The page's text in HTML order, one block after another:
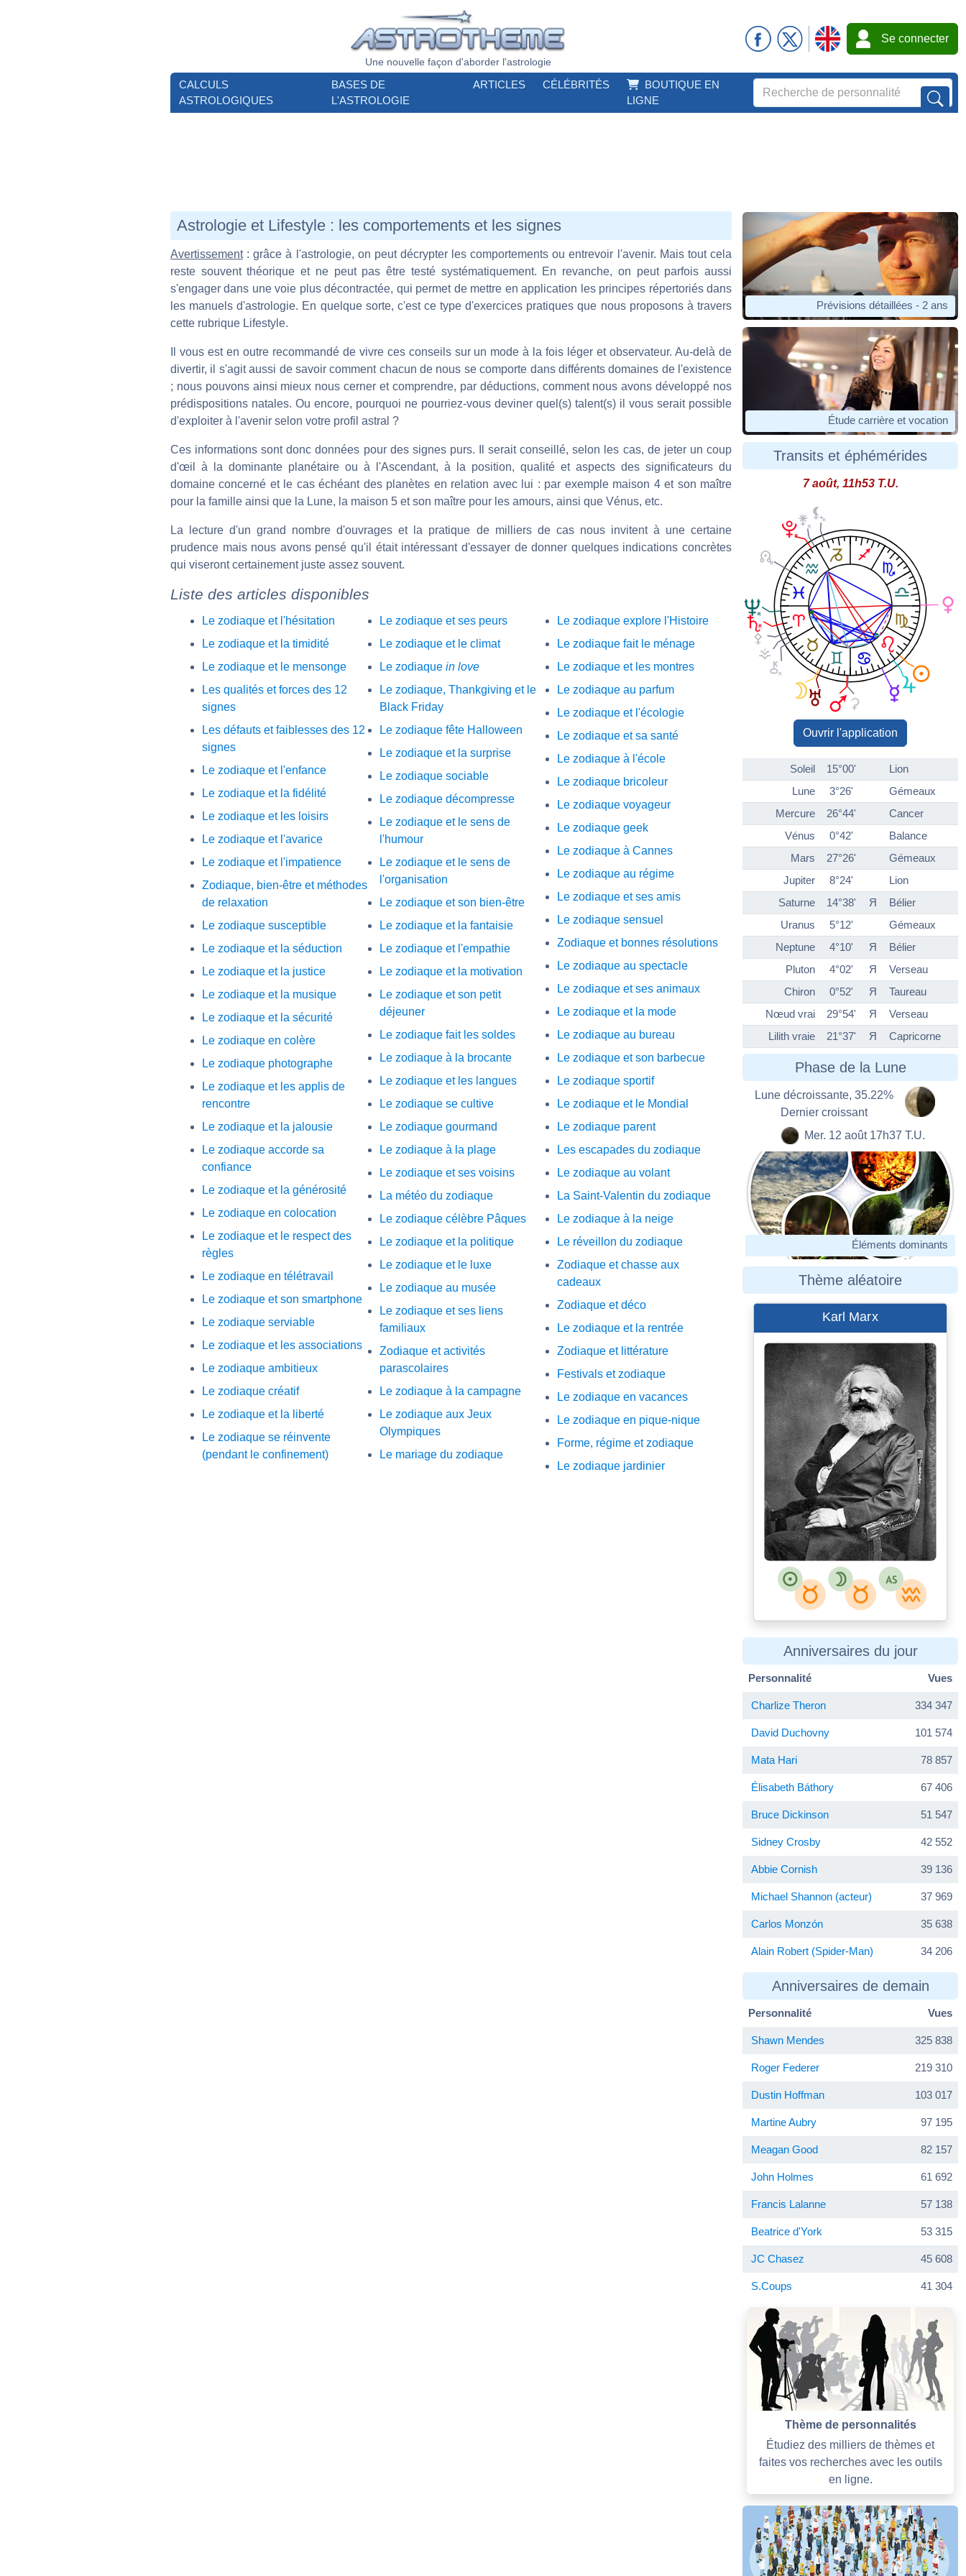
Une nouvelle façon d'aborder l'astrologie
Se connecter
CALCULS
ASTROLOGIQUES
BASES DE
L'ASTROLOGIE
ARTICLES CÉLÉBRITÉS
BOUTIQUE EN
LIGNE
Astrologie et Lifestyle : les comportements et les signes
Avertissement: grâce à l'astrologie, on peut décrypter les comportements ou entrevoir l'avenir. Mais tout cela
reste souvent théorique et ne peut pas être testé systématiquement. En revanche, on peut parfois aussi
s'engager dans une voie plus décontractée, qui permet de mettre en application les principes répertoriés dans
les manuels d'astrologie. En quelque sorte, c'est ce type d'exercices pratiques que nous proposons à travers
cette rubrique Lifestyle.
Il vous est en outre recommandé de vivre ces conseils sur un mode à la fois léger et observateur. Au-delà de
divertir, il s'agit aussi de savoir comment chacun de nous se comporte dans différents domaines de l'existence
; nous pouvons ainsi mieux nous cerner et comprendre, par déductions, comment nous avons développé nos
prédispositions natales. Ou encore, pourquoi ne pourriez-vous deviner quel(s) talent(s) il vous serait possible
d'exploiter à l'avenir selon votre profil astral ?
Ces informations sont donc données pour des signes purs. Il serait conseillé, selon les cas, de jeter un coup
d'œil à la dominante planétaire ou à l'Ascendant, à la position, qualité et aspects des significateurs du
domaine concerné et le cas échéant des planètes en relation avec lui : par exemple maison 4 et son maître
pour la famille ainsi que la Lune, la maison 5 et son maître pour les amours, ainsi que Vénus, etc.
La lecture d'un grand nombre d'ouvrages et la pratique de milliers de cas nous invitent à une certaine
prudence mais nous avons pensé qu'il était intéressant d'essayer de donner quelques indications concrètes
qui viseront certainement juste assez souvent.
Liste des articles disponibles
Le zodiaque et l'hésitation
Le zodiaque et la timidité
Le zodiaque et le mensonge
Les qualités et forces des 12
signes
Les défauts et faiblesses des 12
signes
Le zodiaque et l'enfance
Le zodiaque et la fidélité
Le zodiaque et les loisirs
Le zodiaque et l'avarice
Le zodiaque et l'impatience
Zodiaque, bien-être et méthodes
de relaxation
Le zodiaque susceptible
Le zodiaque et la séduction
Le zodiaque et la justice
Le zodiaque et la musique
Le zodiaque et la sécurité
Le zodiaque en colère
Le zodiaque photographe
Le zodiaque et les applis de
rencontre
Le zodiaque et la jalousie
Le zodiaque accorde sa
confiance
Le zodiaque et la générosité
Le zodiaque en colocation
Le zodiaque et le respect des
règles
Le zodiaque en télétravail
Le zodiaque et son smartphone
Le zodiaque serviable
Le zodiaque et les associations
Le zodiaque ambitieux
Le zodiaque créatif
Le zodiaque et la liberté
Le zodiaque se réinvente
(pendant le confinement)
Le zodiaque et ses peurs
Le zodiaque et le climat
Le zodiaque in love
Le zodiaque, Thankgiving et le
Black Friday
Le zodiaque fête Halloween
Le zodiaque et la surprise
Le zodiaque sociable
Le zodiaque décompresse
Le zodiaque et le sens de
l'humour
Le zodiaque et le sens de
l'organisation
Le zodiaque et son bien-être
Le zodiaque et la fantaisie
Le zodiaque et l'empathie
Le zodiaque et la motivation
Le zodiaque et son petit
déjeuner
Le zodiaque fait les soldes
Le zodiaque à la brocante
Le zodiaque et les langues
Le zodiaque se cultive
Le zodiaque gourmand
Le zodiaque à la plage
Le zodiaque et ses voisins
La météo du zodiaque
Le zodiaque célèbre Pâques
Le zodiaque et la politique
Le zodiaque et le luxe
Le zodiaque au musée
Le zodiaque et ses liens
familiaux
Zodiaque et activités
parascolaires
Le zodiaque à la campagne
Le zodiaque aux Jeux
Olympiques
Le mariage du zodiaque
Le zodiaque explore l'Histoire
Le zodiaque fait le ménage
Le zodiaque et les montres
Le zodiaque au parfum
Le zodiaque et l'écologie
Le zodiaque et sa santé
Le zodiaque à l'école
Le zodiaque bricoleur
Le zodiaque voyageur
Le zodiaque geek
Le zodiaque à Cannes
Le zodiaque au régime
Le zodiaque et ses amis
Le zodiaque sensuel
Zodiaque et bonnes résolutions
Le zodiaque au spectacle
Le zodiaque et ses animaux
Le zodiaque et la mode
Le zodiaque au bureau
Le zodiaque et son barbecue
Le zodiaque sportif
Le zodiaque et le Mondial
Le zodiaque parent
Les escapades du zodiaque
Le zodiaque au volant
La Saint-Valentin du zodiaque
Le zodiaque à la neige
Le réveillon du zodiaque
Zodiaque et chasse aux
cadeaux
Zodiaque et déco
Le zodiaque et la rentrée
Zodiaque et littérature
Festivals et zodiaque
Le zodiaque en vacances
Le zodiaque en pique-nique
Forme, régime et zodiaque
Le zodiaque jardinier
Prévisions détaillées - 2 ans
Étude carrière et vocation
Transits et éphémérides
7 août, 11h53 T.U.
Ouvrir l'application
Soleil 15°00'
Lion
Lune
3°26'
Gémeaux
Mercure
26°44'
Cancer
Vénus
0°42'
Balance
Mars
27°26'
Gémeaux
Jupiter
8°24'
Lion
Saturne
14°38' Я
Bélier
Uranus
5°12'
Gémeaux
Neptune
4°10' Я
Bélier
Pluton
4°02' Я
Verseau
Chiron
0°52' Я
Taureau
Nœud vrai
29°54' Я
Verseau
Lilith vraie
21°37' Я Capricorne
Phase de la Lune
Lune décroissante, 35.22%
Dernier croissant
Mer. 12 août 17h37 T.U.
Éléments dominants
Thème aléatoire
Karl Marx
John Jabez Edwin Mayal
International Institute of Social
History
Anniversaires du jour
Personnalité Vues
Charlize Theron 334 347
David Duchovny 101 574
Mata Hari 78 857
Élisabeth Báthory 67 406
Bruce Dickinson 51 547
Sidney Crosby 42 552
Abbie Cornish 39 136
Michael Shannon (acteur) 37 969
Carlos Monzón 35 638
Alain Robert (Spider-Man) 34 206
Anniversaires de demain
Personnalité Vues
Shawn Mendes 325 838
Roger Federer 219 310
Dustin Hoffman 103 017
Martine Aubry 97 195
Meagan Good 82 157
John Holmes 61 692
Francis Lalanne 57 138
Beatrice d'York 53 315
JC Chasez 45 608
S.Coups 41 304
Thème de personnalités
Étudiez des milliers de thèmes et
faites vos recherches avec les outils
en ligne.